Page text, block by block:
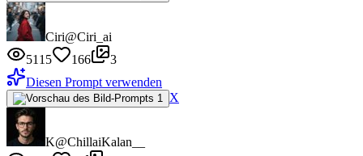
Ciri@Ciri_ai
5115
166
3
Diesen Prompt verwenden
X
K@ChillaiKalan__